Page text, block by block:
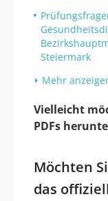
Steiermark
Mehr
Vielleicht
PDFs
Möchten
das